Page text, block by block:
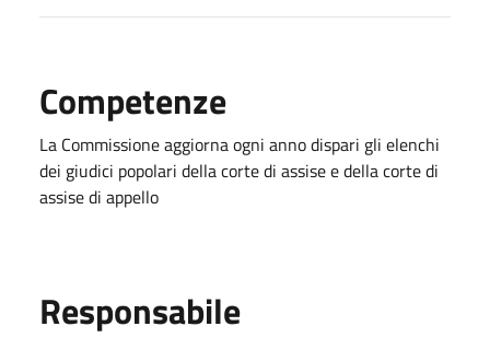
Competenze
La Commissione aggiorna ogni anno dispari gli elenchi
dei giudici popolari della corte di assise e della corte di
assise di appello
Responsabile